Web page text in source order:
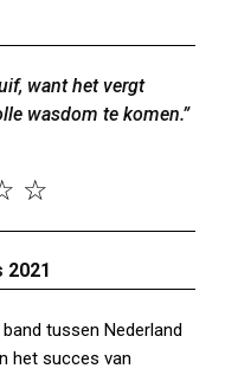
want het vergt
wasdom te komen.”
☆
2021
tussen Nederland
het succes van